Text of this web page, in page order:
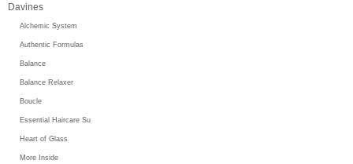
Davines
Alchemic System
Authentic Formulas
Balance
Balance Relaxer
Boucle
Essential Haircare Su
Heart of Glass
More Inside